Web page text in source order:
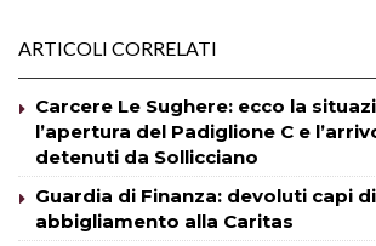
ARTICOLI CORRELATI
Carcere Le Sughere: ecco la
l’apertura del Padiglione C e
detenuti da Sollicciano
Guardia di Finanza: devoluti capi di
abbigliamento alla Caritas